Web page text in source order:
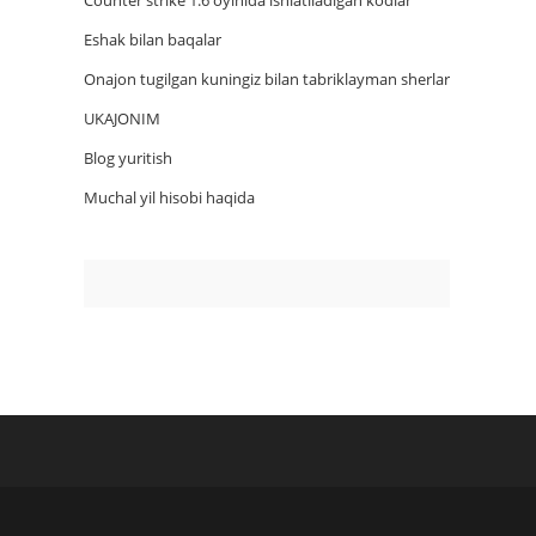
Eshak bilan baqalar
Onajon tugilgan kuningiz bilan tabriklayman sherlar
UKAJONIM
Blog yuritish
Muchal yil hisobi haqida